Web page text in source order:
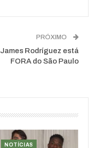
PRÓXIMO
James Rodríguez está
FORA do São Paulo
NOTÍCIAS